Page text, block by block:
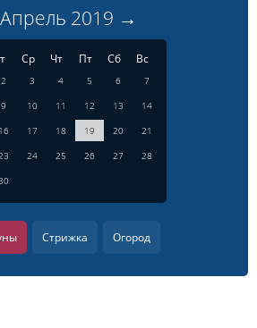
Апрель 2019 →
Ср Чт Пт Сб Вс
2 3 4 5 6
7
9 10 11 12 13
14
16 17 18 19 20
21
24 25 26 27
28
Стрижка Огород